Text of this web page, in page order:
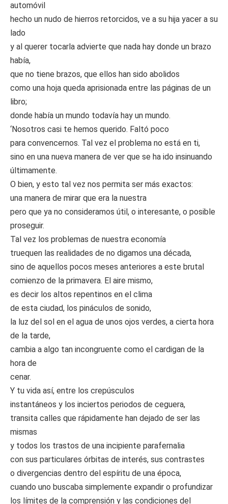
automóvil
hecho un nudo de hierros retorcidos, ve a su hija yacer a su
lado
y al querer tocarla advierte que nada hay donde un brazo
había,
que no tiene brazos, que ellos han sido abolidos
como una hoja queda aprisionada entre las páginas de un
libro;
donde había un mundo todavía hay un mundo.
‘Nosotros casi te hemos querido. Faltó poco
para convencernos. Tal vez el problema no está en ti,
sino en una nueva manera de ver que se ha ido insinuando
últimamente.
O bien, y esto tal vez nos permita ser más exactos:
una manera de mirar que era la nuestra
pero que ya no consideramos útil, o interesante, o posible
proseguir.
Tal vez los problemas de nuestra economía
truequen las realidades de no digamos una década,
sino de aquellos pocos meses anteriores a este brutal
comienzo de la primavera. El aire mismo,
es decir los altos repentinos en el clima
de esta ciudad, los pináculos de sonido,
la luz del sol en el agua de unos ojos verdes, a cierta hora
de la tarde,
cambia a algo tan incongruente como el cardigan de la
hora de
cenar.
Y tu vida así, entre los crepúsculos
instantáneos y los inciertos periodos de ceguera,
transita calles que rápidamente han dejado de ser las
mismas
y todos los trastos de una incipiente parafernalia
con sus particulares órbitas de interés, sus contrastes
o divergencias dentro del espíritu de una época,
cuando uno buscaba simplemente expandir o profundizar
los límites de la comprensión y las condiciones del